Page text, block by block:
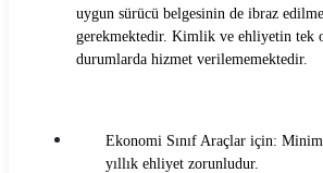
Dokay Araç Kiralama Koşulları
Durucar Araç Kiralama Koşulları
Ekar Global Araç Kiralama Koşulları
uygun sürücü belgesinin de ibraz
gerekmektedir. Kimlik ve ehliyetin tek
durumlarda hizmet verilememektedir.
Ekonomi Sınıf Araçlar için:
yıllık ehliyet zorunludur.